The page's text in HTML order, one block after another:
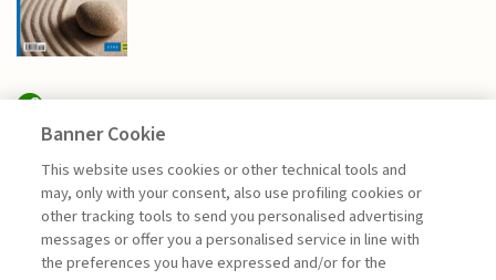
MANAGEMENT TIPS
IL “SISTEMA NERVOSO” DELLA
CYBERSECURITY: ...
di Antonio Giannino
Banner Cookie
This website uses cookies or other technical tools and
may, only with your consent, also use profiling cookies or
other tracking tools to send you personalised advertising
messages or offer you a personalised service in line with
the preferences you have expressed and/or for the